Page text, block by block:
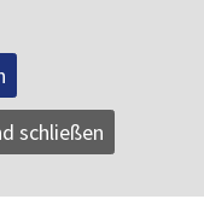
– in der
und in der
entsprechendem
schließen